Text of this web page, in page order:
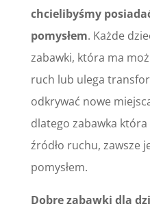
chcielibyśmy
pomysłem. Każde
zabawki, która ma
ruch lub ulega
odkrywać nowe
dlatego zabawka
źródło ruchu, zawsze
pomysłem.
Dobre zabawki dla